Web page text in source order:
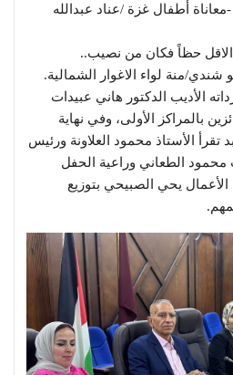
أطفال غزة /عناد عبدالله
الاقل حظاً فكان من نصيب..
شندي/منة لواء الاغوار الشمالية.
الأديب الدكتور هاني عبيدات
بالمراكز الأولى، وفي نهاية
تقرأ الأستاذ محمود العلاونة ورئيس
محمود الطعاني وراعية الحفل
الأعمال يحي الصبيحي بتوزيع